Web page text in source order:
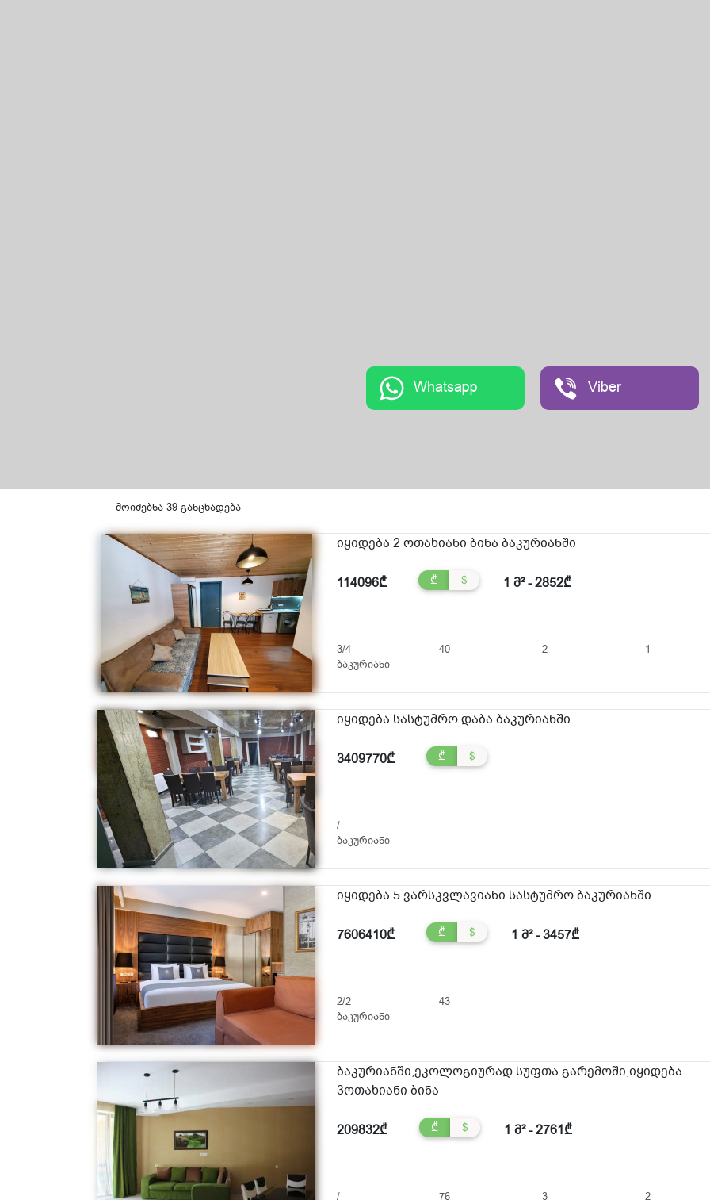
Whatsapp Viber
მოიძებნა 39 განცხადება
იყიდება 2 ოთახიანი ბინა ბაკურიანში
114096₾ ₾ $ 1 მ² - 2852₾
3/4 40 2
1
ბაკურიანი
იყიდება სასტუმრო დაბა ბაკურიანში
3409770₾ ₾ $
/
ბაკურიანი
იყიდება 5 ვარსკვლავიანი სასტუმრო ბაკურიანში
7606410₾ ₾ $ 1 მ² - 3457₾
2/2
43
ბაკურიანი
ბაკურიანში,ეკოლოგიურად სუფთა გარემოში,იყიდება
3ოთახიანი ბინა
209832₾ ₾ $ 1 მ² - 2761₾
/ 76 3 2